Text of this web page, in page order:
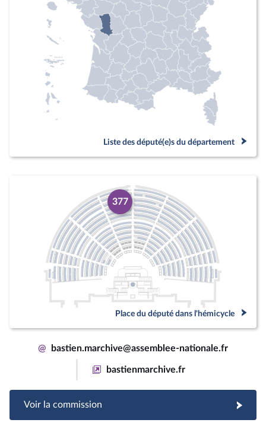
Liste des député(e)s du département
377
Place du député dans l'hémicycle
@ bastien.marchive@assemblee-nationale.fr
bastienmarchive.fr
Voir la commission